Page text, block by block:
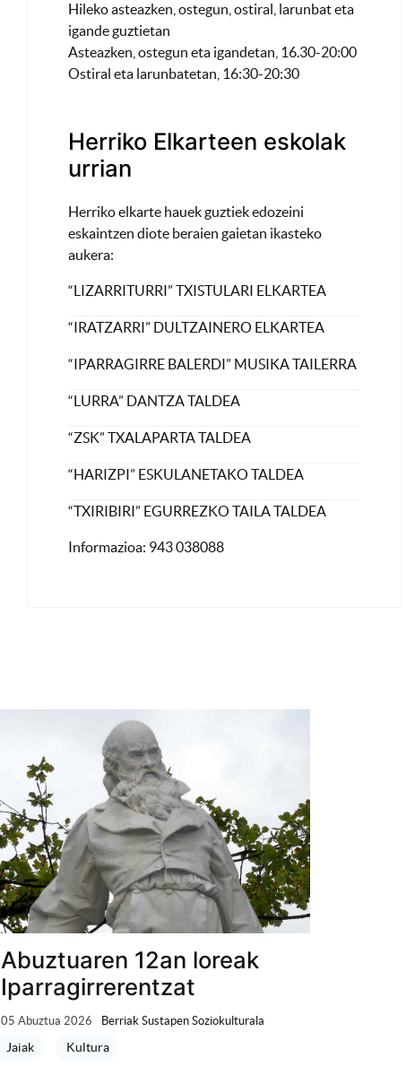
Hileko asteazken, ostegun, ostiral, larunbat eta
igande guztietan
Asteazken, ostegun eta igandetan, 16.30-20:00
Ostiral eta larunbatetan, 16:30-20:30
Herriko Elkarteen eskolak
urrian
Herriko elkarte hauek guztiek edozeini
eskaintzen diote beraien gaietan ikasteko
aukera:
“LIZARRITURRI” TXISTULARI ELKARTEA
“IRATZARRI” DULTZAINERO ELKARTEA
“IPARRAGIRRE BALERDI” MUSIKA TAILERRA
“LURRA” DANTZA TALDEA
“ZSK” TXALAPARTA TALDEA
“HARIZPI” ESKULANETAKO TALDEA
“TXIRIBIRI” EGURREZKO TAILA TALDEA
Informazioa: 943 038088
Abuztuaren 12an loreak
Iparragirrerentzat
05 Abuztua 2026 Berriak Sustapen Soziokulturala
Jaiak Kultura